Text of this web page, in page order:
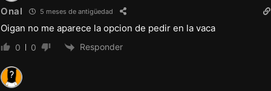
Onal 5 meses de antigüedad
Oigan no me aparece la opcion de pedir en la vaca
0 0 Responder